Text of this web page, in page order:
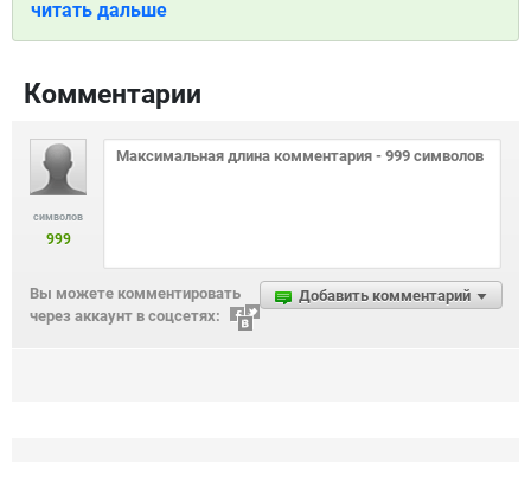
читать дальше
Комментарии
символов
999
Добавить комментарий
Вы можете комментировать
через аккаунт в соцсетях: